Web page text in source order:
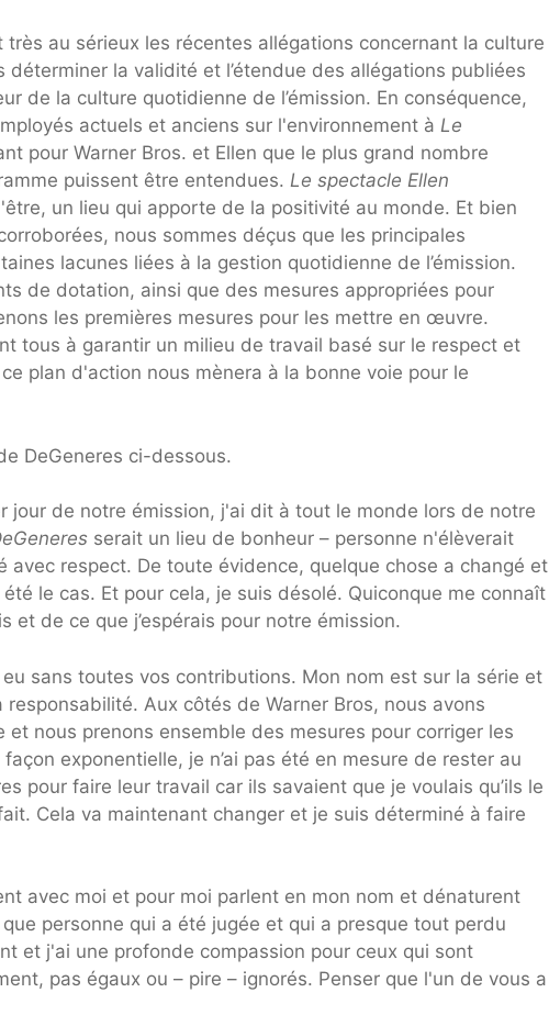
très au sérieux les récentes allégations concernant la culture
la validité et l’étendue des allégations publiées
de la culture quotidienne de l’émission. En conséquence,
actuels et anciens sur l'environnement à Le
pour Warner Bros. et Ellen que le plus grand nombre
puissent être entendues. Le spectacle Ellen
un lieu qui apporte de la positivité au monde. Et bien
nous sommes déçus que les principales
lacunes liées à la gestion quotidienne de l’émission.
de dotation, ainsi que des mesures appropriées pour
les premières mesures pour les mettre en œuvre.
tous à garantir un milieu de travail basé sur le respect et
plan d'action nous mènera à la bonne voie pour le
DeGeneres ci-dessous.
jour de notre émission, j'ai dit à tout le monde lors de notre
serait un lieu de bonheur – personne n'élèverait
respect. De toute évidence, quelque chose a changé et
le cas. Et pour cela, je suis désolé. Quiconque me connaît
et de ce que j’espérais pour notre émission.
sans toutes vos contributions. Mon nom est sur la série et
Aux côtés de Warner Bros, nous avons
nous prenons ensemble des mesures pour corriger les
exponentielle, je n’ai pas été en mesure de rester au
pour faire leur travail car ils savaient que je voulais qu’ils le
Cela va maintenant changer et je suis déterminé à faire
avec moi et pour moi parlent en mon nom et dénaturent
personne qui a été jugée et qui a presque tout perdu
et j'ai une profonde compassion pour ceux qui sont
pas égaux ou – pire – ignorés. Penser que l'un de vous a